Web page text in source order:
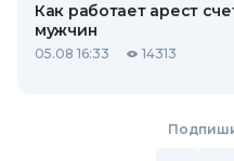
Как работает арест
мужчин
05.08 16:33 14313